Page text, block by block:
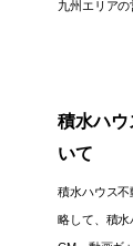
九州エリアの
積水ハウ
いて
積水ハウス
略して、積水